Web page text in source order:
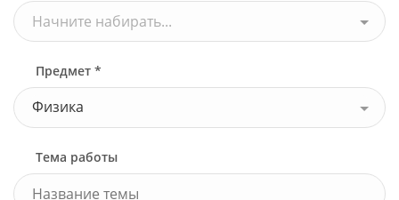
Начните набирать...
Предмет *
Физика
Тема работы